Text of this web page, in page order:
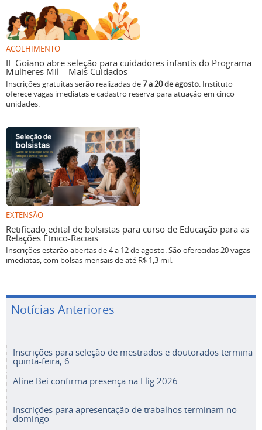
ACOLHIMENTO
IF Goiano abre seleção para cuidadores infantis do Programa
Mulheres Mil – Mais Cuidados
Inscrições gratuitas serão realizadas de7 a 20 de agosto. Instituto
oferece vagas imediatas e cadastro reserva para atuação em cinco
unidades.
EXTENSÃO
Retificado edital de bolsistas para curso de Educação para as
Relações Étnico-Raciais
Inscrições estarão abertas de 4 a 12 de agosto. São oferecidas 20 vagas
imediatas, com bolsas mensais de até R$ 1,3 mil.
Notícias Anteriores
Inscrições para seleção de mestrados e doutorados termina
quinta-feira, 6
Aline Bei confirma presença na Flig 2026
Inscrições para apresentação de trabalhos terminam no
domingo